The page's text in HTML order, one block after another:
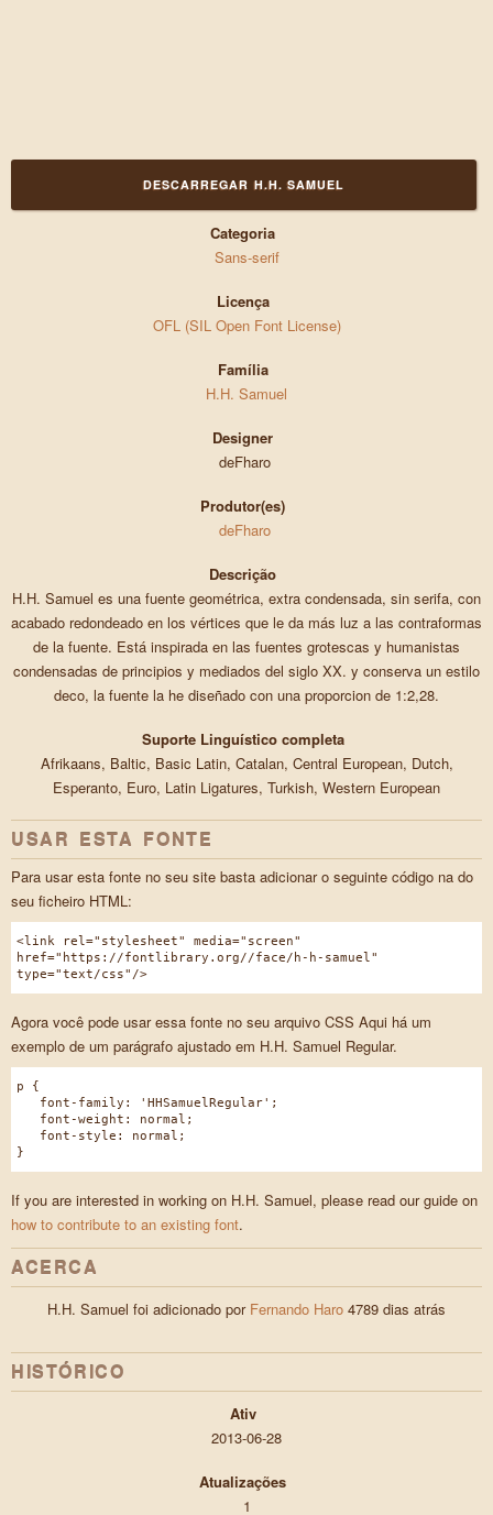
DESCARREGAR H.H. SAMUEL
Categoria
Sans-serif
Licença
OFL (SIL Open Font License)
Família
H.H. Samuel
Designer
deFharo
Produtor(es)
deFharo
Descrição
H.H. Samuel es una fuente geométrica, extra condensada, sin serifa, con
acabado redondeado en los vértices que le da más luz a las contraformas
de la fuente. Está inspirada en las fuentes grotescas y humanistas
condensadas de principios y mediados del siglo XX. y conserva un estilo
deco, la fuente la he diseñado con una proporcion de 1:2,28.
Suporte Linguístico completa
Afrikaans, Baltic, Basic Latin, Catalan, Central European, Dutch,
Esperanto, Euro, Latin Ligatures, Turkish, Western European
USAR ESTA FONTE
Para usar esta fonte no seu site basta adicionar o seguinte código na do
seu ficheiro HTML:
<link rel="stylesheet" media="screen"
href="https://fontlibrary.org//face/h-h-samuel"
type="text/css"/>
Agora você pode usar essa fonte no seu arquivo CSS Aqui há um
exemplo de um parágrafo ajustado em H.H. Samuel Regular.
p {
font-family: 'HHSamuelRegular';
font-weight: normal;
font-style: normal;
}
If you are interested in working on H.H. Samuel, please read our guide on
how to contribute to an existing font.
ACERCA
H.H. Samuel foi adicionado por Fernando Haro 4789 dias atrás
HISTÓRICO
Ativ
2013-06-28
Atualizações
1